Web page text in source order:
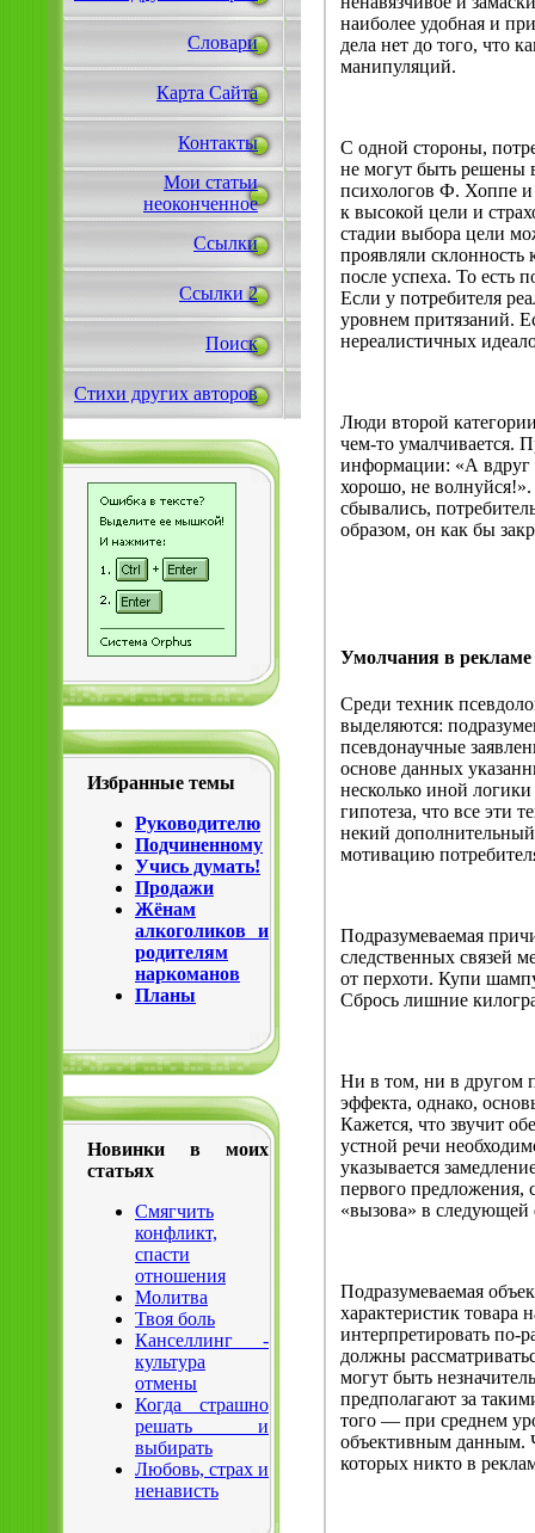
Словари
Карта Сайта
Контакты
Мои статьи
неоконченное
Ссылки
Ссылки 2
Поиск
Стихи других авторов
Избранные темы
Руководителю
Подчиненному
Учись думать!
Продажи
Жёнам
алкоголиков и
родителям
наркоманов
Планы
Новинки в моих
статьях
Смягчить
конфликт,
спасти
отношения
Молитва
Твоя боль
Канселлинг -
культура
отмены
Когда страшно
решать и
выбирать
Любовь, страх и
ненависть
наиболее удобная и
дела нет до того, что
манипуляций.
С одной стороны,
не могут быть решены
психологов Ф. Хоппе
к высокой цели и
стадии выбора цели
проявляли
после успеха. То есть
Если у потребителя
уровнем притязаний.
нереалистичных
Люди второй
чем-то умалчивается.
информации: «А вдруг
хорошо, не
сбывались,
образом, он как бы
Умолчания в
Среди техник
выделяются:
псевдонаучные
основе данных
несколько иной
гипотеза, что все эти
некий
мотивацию
Подразумеваемая
следственных связей
от перхоти. Купи
Сбрось лишние
Ни в том, ни в другом
эффекта, однако,
Кажется, что звучит
устной речи
указывается
первого предложения,
«вызова» в следующей
Подразумеваемая
характеристик
интерпретировать по-
должны
могут быть
предполагают за
того — при среднем
объективным данным.
которых никто в